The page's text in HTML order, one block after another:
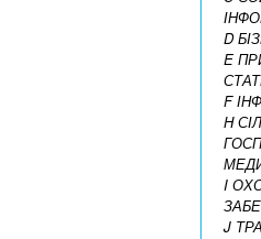
D
E
F
H
I
J